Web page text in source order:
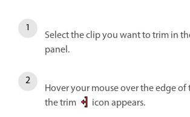
Select the clip you want to trim in
panel.
Hover your mouse over the edge
the trim
icon appears.